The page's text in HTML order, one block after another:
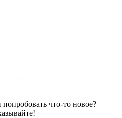
что-то новое?